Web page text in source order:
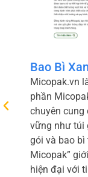
Bao Bì
Micopak.vn
phần
chuyên cung
vững như túi
gói và bao bì
Micopak”
hiện đại với